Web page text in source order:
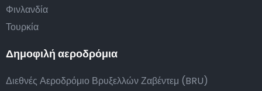
Φινλανδία
Τουρκία
Δημοφιλή αεροδρόμια
Διεθνές Αεροδρόμιο Βρυξελλών Ζαβέντεμ (BRU)